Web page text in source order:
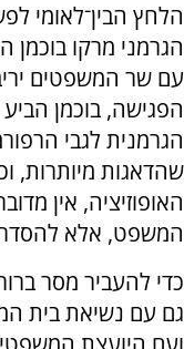
הלחץ הבין־לאומי
הגרמני מרקו בוכמן
עם שר המשפטים
הפגישה, בוכמן
הגרמנית לגבי
שהדאגות מיותרות,
האופוזיציה, אין
המשפט, אלא
כדי להעביר מסר
גם עם נשיאת בית